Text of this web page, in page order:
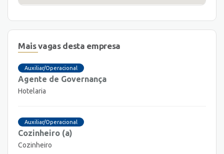
Mais vagas desta empresa
Auxiliar/Operacional
Agente de Governança
Hotelaria
Auxiliar/Operacional
Cozinheiro (a)
Cozinheiro